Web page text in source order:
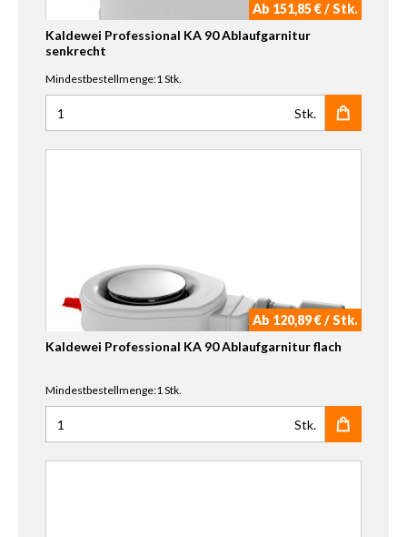
Ab 151,85 € / Stk.
Kaldewei Professional KA 90 Ablaufgarnitur
senkrecht
Mindestbestellmenge:1 Stk.
Anzahl für Kaldewei Professional KA 90 Ablaufgarnitur
Stk.
Ab 120,89 € / Stk.
Kaldewei Professional KA 90 Ablaufgarnitur flach
Mindestbestellmenge:1 Stk.
Anzahl für Kaldewei Professional KA 90 Ablaufgarnitur
Stk.